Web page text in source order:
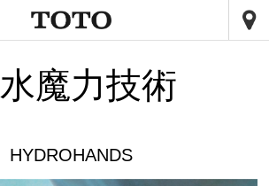
水魔力技術
HYDROHANDS